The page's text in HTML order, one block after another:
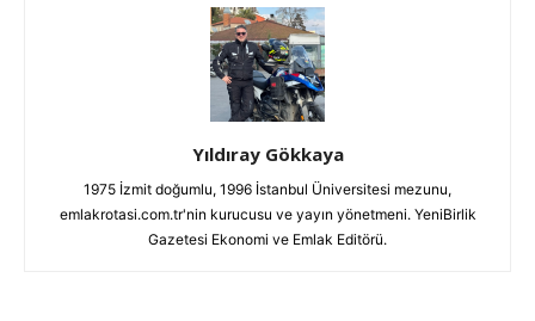
Yıldıray Gökkaya
1975 İzmit doğumlu, 1996 İstanbul Üniversitesi mezunu,
emlakrotasi.com.tr'nin kurucusu ve yayın yönetmeni. YeniBirlik
Gazetesi Ekonomi ve Emlak Editörü.